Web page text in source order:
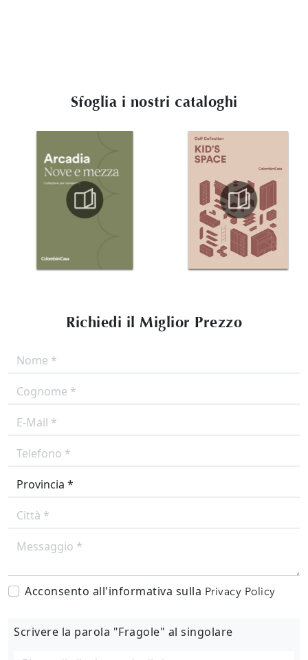
Sfoglia i nostri cataloghi
Richiedi il Miglior Prezzo
Acconsento all'informativa sulla Privacy Policy
Scrivere la parola "Fragole" al singolare